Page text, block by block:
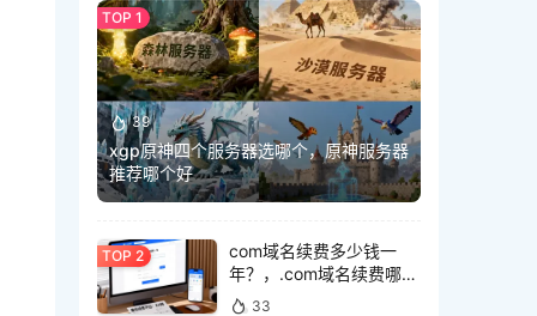
39
xgp原神四个服务器选哪个，原神服务器
推荐哪个好
com域名续费多少钱一
年？，.com域名续费哪里
最便宜
33